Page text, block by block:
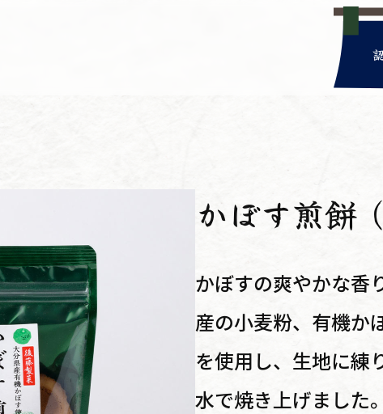
かぼす煎餅
かぼすの爽やかな香
産の小麦粉、有機か
を使用し、生地に練
水で焼き上げました。